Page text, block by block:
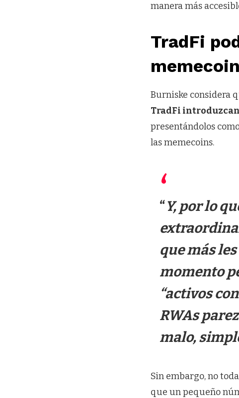
manera más
TradFi
Burniske considera
TradFi
presentándolos
las memecoins.
“Y, por lo
que más
momento
“activos
RWAs
malo,
Sin embargo, no
que un pequeño